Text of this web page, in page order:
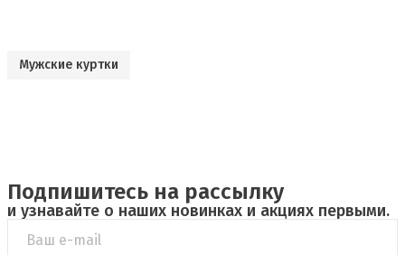
Мужские куртки
Подпишитесь на рассылку
и узнавайте о наших новинках и акциях первыми.